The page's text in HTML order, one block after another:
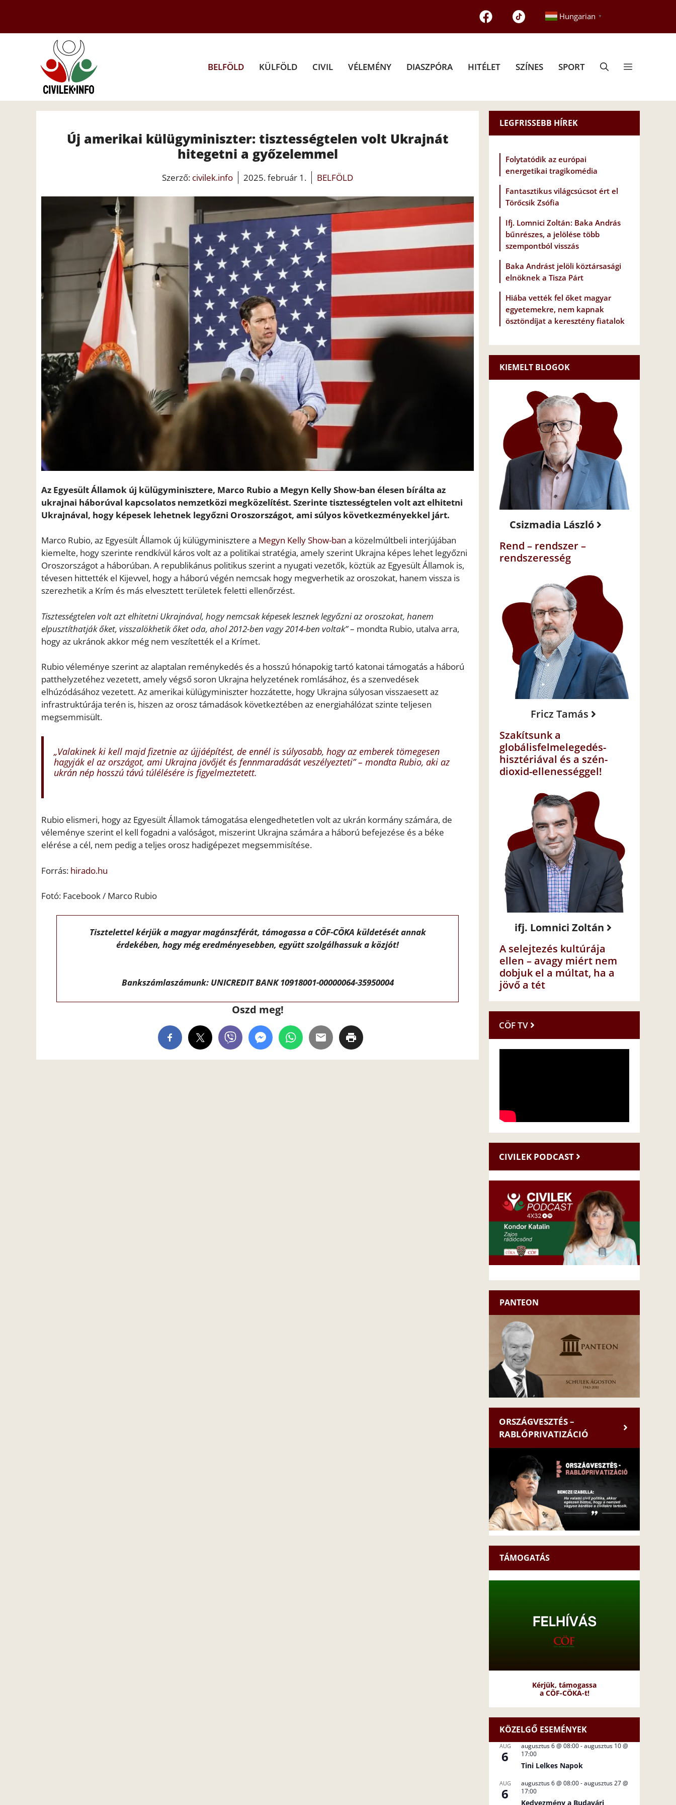
tartalomba
Hungarian ▼
BELFÖLD KÜLFÖLD CIVIL VÉLEMÉNY DIASZPÓRA HITÉLET SZÍNES SPORT
Új amerikai külügyminiszter: tisztességtelen volt Ukrajnát
hitegetni a győzelemmel
Szerző: civilek.info 2025. február 1. BELFÖLD
Az Egyesült Államok új külügyminisztere, Marco Rubio a Megyn Kelly Show-ban élesen bírálta az
ukrajnai háborúval kapcsolatos nemzetközi megközelítést. Szerinte tisztességtelen volt azt elhitetni
Ukrajnával, hogy képesek lehetnek legyőzni Oroszországot, ami súlyos következményekkel járt.
Marco Rubio, az Egyesült Államok új külügyminisztere a Megyn Kelly Show-ban a közelmúltbeli interjújában
kiemelte, hogy szerinte rendkívül káros volt az a politikai stratégia, amely szerint Ukrajna képes lehet legyőzni
Oroszországot a háborúban. A republikánus politikus szerint a nyugati vezetők, köztük az Egyesült Államok is,
tévesen hittették el Kijevvel, hogy a háború végén nemcsak hogy megverhetik az oroszokat, hanem vissza is
szerezhetik a Krím és más elvesztett területek feletti ellenőrzést.
Tisztességtelen volt azt elhitetni Ukrajnával, hogy nemcsak képesek lesznek legyőzni az oroszokat, hanem
elpusztíthatják őket, visszalökhetik őket oda, ahol 2012-ben vagy 2014-ben voltak”– mondta Rubio, utalva arra,
hogy az ukránok akkor még nem veszítették el a Krímet.
Rubio véleménye szerint az alaptalan reménykedés és a hosszú hónapokig tartó katonai támogatás a háború
patthelyzetéhez vezetett, amely végső soron Ukrajna helyzetének romlásához, és a szenvedések
elhúzódásához vezetett. Az amerikai külügyminiszter hozzátette, hogy Ukrajna súlyosan visszaesett az
infrastruktúrája terén is, hiszen az orosz támadások következtében az energiahálózat szinte teljesen
megsemmisült.
„Valakinek ki kell majd fizetnie az újjáépítést, de ennél is súlyosabb, hogy az emberek tömegesen
hagyják el az országot, ami Ukrajna jövőjét és fennmaradását veszélyezteti”– mondta Rubio, aki az
ukrán nép hosszú távú túlélésére is figyelmeztetett.
Rubio elismeri, hogy az Egyesült Államok támogatása elengedhetetlen volt az ukrán kormány számára, de
véleménye szerint el kell fogadni a valóságot, miszerint Ukrajna számára a háború befejezése és a béke
elérése a cél, nem pedig a teljes orosz hadigépezet megsemmisítése.
Forrás: hirado.hu
Fotó: Facebook / Marco Rubio
Tisztelettel kérjük a magyar magánszférát, támogassa a CÖF-CÖKA küldetését annak
érdekében, hogy még eredményesebben, együtt szolgálhassuk a közjót!
Bankszámlaszámunk: UNICREDIT BANK 10918001-00000064-35950004
Oszd meg!
LEGFRISSEBB HÍREK
Folytatódik az európai
energetikai tragikomédia
Fantasztikus világcsúcsot ért el
Törőcsik Zsófia
Ifj. Lomnici Zoltán: Baka András
bűnrészes, a jelölése több
szempontból visszás
Baka Andrást jelöli köztársasági
elnöknek a Tisza Párt
Hiába vették fel őket magyar
egyetemekre, nem kapnak
ösztöndíjat a keresztény fiatalok
KIEMELT BLOGOK
Csizmadia László
Rend – rendszer –
rendszeresség
Fricz Tamás
Szakítsunk a
globálisfelmelegedés-
hisztériával és a szén-
dioxid-ellenességgel!
ifj. Lomnici Zoltán
A selejtezés kultúrája
ellen – avagy miért nem
dobjuk el a múltat, ha a
jövő a tét
CÖF TV
CIVILEK PODCAST
PANTEON
ORSZÁGVESZTÉS –
RABLÓPRIVATIZÁCIÓ
TÁMOGATÁS
Kérjük, támogassa
a CÖF-CÖKA-t!
KÖZELGŐ ESEMÉNYEK
AUG
6
augusztus 6 @ 08:00-augusztus 10 @
17:00
Tini Lelkes Napok
AUG
6
augusztus 6 @ 08:00-augusztus 27 @
17:00
Kedvezmény a Budavári